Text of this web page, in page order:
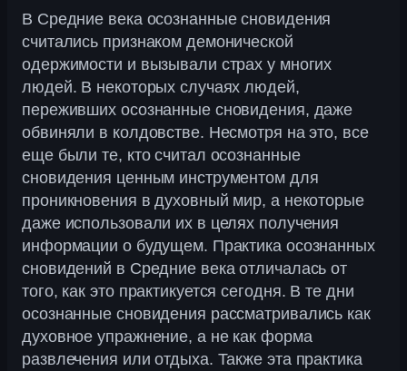
В Средние века осознанные сновидения
считались признаком демонической
одержимости и вызывали страх у многих
людей. В некоторых случаях людей,
переживших осознанные сновидения, даже
обвиняли в колдовстве. Несмотря на это, все
еще были те, кто считал осознанные
сновидения ценным инструментом для
проникновения в духовный мир, а некоторые
даже использовали их в целях получения
информации о будущем. Практика осознанных
сновидений в Средние века отличалась от
того, как это практикуется сегодня. В те дни
осознанные сновидения рассматривались как
духовное упражнение, а не как форма
развлечения или отдыха. Также эта практика